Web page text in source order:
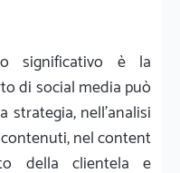
significativo è la
di social media può
nell’analisi
nel content
della clientela e